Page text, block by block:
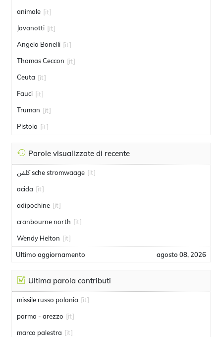
animale [it]
Jovanotti [it]
Angelo Bonelli [it]
Thomas Ceccon [it]
Ceuta [it]
Fauci [it]
Truman [it]
Pistoia [it]
Parole visualizzate di recente
كلفن sche stromwaage [it]
acida [it]
adipochine [it]
cranbourne north [it]
Wendy Helton [it]
Ultimo aggiornamento agosto 08, 2026
Ultima parola contributi
missile russo polonia [it]
parma - arezzo [it]
marco palestra [it]